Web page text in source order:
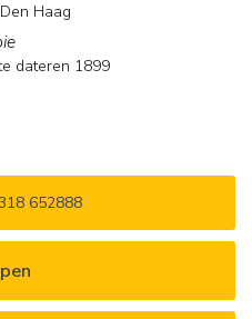
Haag
dateren 1899
652888